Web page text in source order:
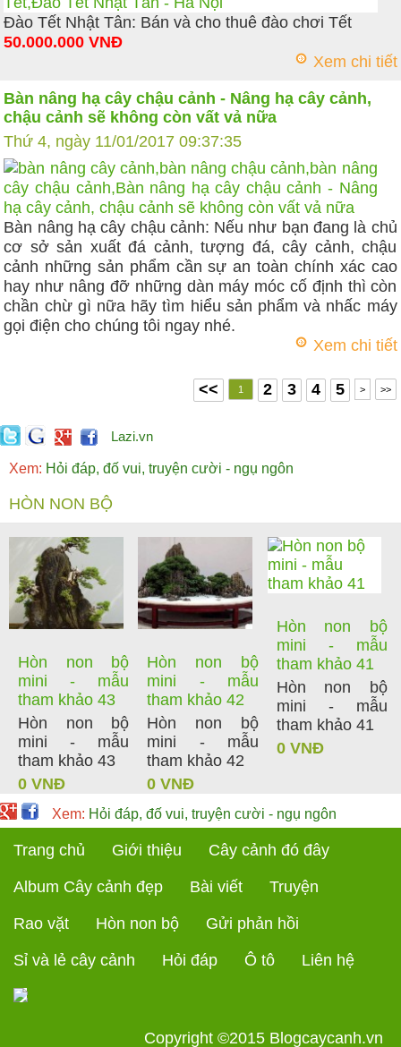
Đào Tết Nhật Tân: Bán và cho thuê đào chơi Tết
50.000.000 VNĐ
Xem chi tiết
Bàn nâng hạ cây chậu cảnh - Nâng hạ cây cảnh,
chậu cảnh sẽ không còn vất vả nữa
Thứ 4, ngày 11/01/2017 09:37:35
Bàn nâng hạ cây chậu cảnh: Nếu như bạn đang là chủ
cơ sở sản xuất đá cảnh, tượng đá, cây cảnh, chậu
cảnh những sản phẩm cần sự an toàn chính xác cao
hay như nâng đỡ những dàn máy móc cố định thì còn
chần chừ gì nữa hãy tìm hiểu sản phẩm và nhấc máy
gọi điện cho chúng tôi ngay nhé.
Xem chi tiết
<< 1 2 3 4 5 > >>
Lazi.vn
Xem: Hỏi đáp, đố vui, truyện cười - ngụ ngôn
HÒN NON BỘ
Hòn non bộ
mini - mẫu
tham khảo 43
Hòn non bộ
mini - mẫu
tham khảo 43
0 VNĐ
Hòn non bộ
mini - mẫu
tham khảo 42
Hòn non bộ
mini - mẫu
tham khảo 42
0 VNĐ
Hòn non bộ
mini - mẫu
tham khảo 41
Hòn non bộ
mini - mẫu
tham khảo 41
0 VNĐ
Xem: Hỏi đáp, đố vui, truyện cười - ngụ ngôn
Trang chủ Giới thiệu Cây cảnh đó đây
Album Cây cảnh đẹp Bài viết Truyện
Rao vặt Hòn non bộ Gửi phản hồi
Sỉ và lẻ cây cảnh Hỏi đáp Ô tô Liên hệ
Copyright ©2015 Blogcaycanh.vn